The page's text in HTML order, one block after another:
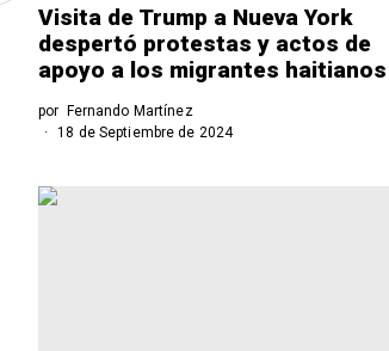
Visita de Trump a Nueva York
despertó protestas y actos de
apoyo a los migrantes haitianos
por Fernando Martínez
18 de Septiembre de 2024